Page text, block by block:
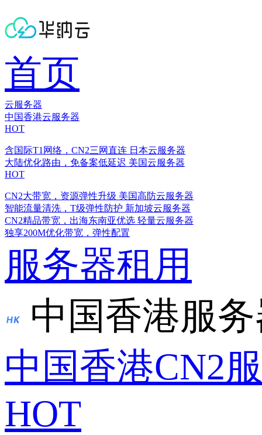
首页
云服务器
中国香港云服务器
HOT
含国际T1网络，CN2三网直连 日本云服务器
大陆优化路由，免备案低延迟 美国云服务器
HOT
CN2大带宽，资源弹性升级 美国高防云服务器
智能流量清洗，T级弹性防护 新加坡云服务器
CN2精品带宽，出海东南亚优选 轻量云服务器
独享200M优化带宽，弹性配置
服务器租用
中国香港服
中国香港CN2
HOT